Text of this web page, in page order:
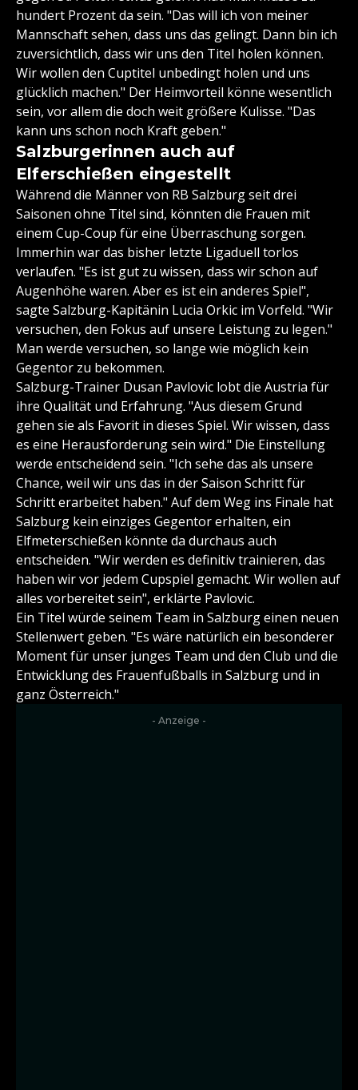
hundert Prozent da sein. "Das will ich von meiner
Mannschaft sehen, dass uns das gelingt. Dann bin ich
zuversichtlich, dass wir uns den Titel holen können.
Wir wollen den Cuptitel unbedingt holen und uns
glücklich machen." Der Heimvorteil könne wesentlich
sein, vor allem die doch weit größere Kulisse. "Das
kann uns schon noch Kraft geben."
Salzburgerinnen auch auf
Elferschießen eingestellt
Während die Männer von RB Salzburg seit drei
Saisonen ohne Titel sind, könnten die Frauen mit
einem Cup-Coup für eine Überraschung sorgen.
Immerhin war das bisher letzte Ligaduell torlos
verlaufen. "Es ist gut zu wissen, dass wir schon auf
Augenhöhe waren. Aber es ist ein anderes Spiel",
sagte Salzburg-Kapitänin Lucia Orkic im Vorfeld. "Wir
versuchen, den Fokus auf unsere Leistung zu legen."
Man werde versuchen, so lange wie möglich kein
Gegentor zu bekommen.
Salzburg-Trainer Dusan Pavlovic lobt die Austria für
ihre Qualität und Erfahrung. "Aus diesem Grund
gehen sie als Favorit in dieses Spiel. Wir wissen, dass
es eine Herausforderung sein wird." Die Einstellung
werde entscheidend sein. "Ich sehe das als unsere
Chance, weil wir uns das in der Saison Schritt für
Schritt erarbeitet haben." Auf dem Weg ins Finale hat
Salzburg kein einziges Gegentor erhalten, ein
Elfmeterschießen könnte da durchaus auch
entscheiden. "Wir werden es definitiv trainieren, das
haben wir vor jedem Cupspiel gemacht. Wir wollen auf
alles vorbereitet sein", erklärte Pavlovic.
Ein Titel würde seinem Team in Salzburg einen neuen
Stellenwert geben. "Es wäre natürlich ein besonderer
Moment für unser junges Team und den Club und die
Entwicklung des Frauenfußballs in Salzburg und in
ganz Österreich."
- Anzeige -